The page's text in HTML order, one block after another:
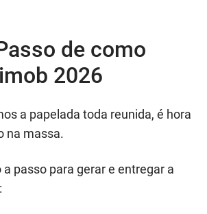
de como
2026
a papelada toda reunida, é hora
na massa.
passo para gerar e entregar a